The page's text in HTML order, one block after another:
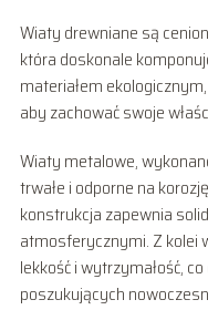
Wiaty drewniane są
która doskonale
materiałem
aby zachować swoje
Wiaty metalowe,
trwałe i odporne na
konstrukcja zapewnia
atmosferycznymi. Z kolei
lekkość i wytrzymałość,
poszukujących